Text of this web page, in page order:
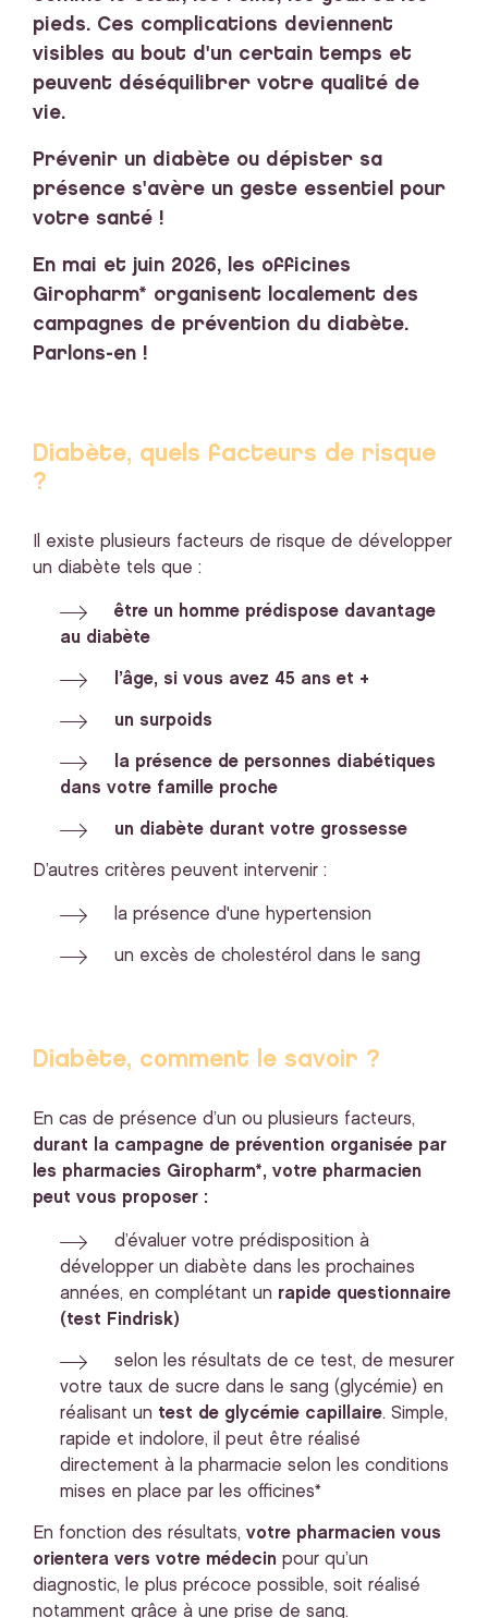
pieds. Ces complications deviennent
visibles au bout d'un certain temps et
peuvent déséquilibrer votre qualité de
vie.
Prévenir un diabète ou dépister sa
présence s'avère un geste essentiel pour
votre santé !
En mai et juin 2026, les officines
Giropharm* organisent localement des
campagnes de prévention du diabète.
Parlons-en !
Diabète, quels facteurs de risque
?
Il existe plusieurs facteurs de risque de développer
un diabète tels que :
être un homme prédispose davantage
au diabète
l’âge, si vous avez 45 ans et +
un surpoids
la présence de personnes diabétiques
dans votre famille proche
un diabète durant votre grossesse
D’autres critères peuvent intervenir :
la présence d'une hypertension
un excès de cholestérol dans le sang
Diabète, comment le savoir ?
En cas de présence d’un ou plusieurs facteurs,
durant la campagne de prévention organisée par
les pharmacies Giropharm*, votre pharmacien
peut vous proposer :
d’évaluer votre prédisposition à
développer un diabète dans les prochaines
années, en complétant un rapide questionnaire
(test Findrisk)
selon les résultats de ce test, de mesurer
votre taux de sucre dans le sang (glycémie) en
réalisant un test de glycémie capillaire. Simple,
rapide et indolore, il peut être réalisé
directement à la pharmacie selon les conditions
mises en place par les officines*
En fonction des résultats, votre pharmacien vous
orientera vers votre médecin pour qu’un
diagnostic, le plus précoce possible, soit réalisé
notamment grâce à une prise de sang.